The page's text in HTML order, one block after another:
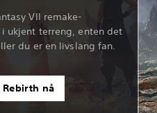
VII remake-
ukjent terreng, enten det
du er en livslang fan.
Rebirth nå